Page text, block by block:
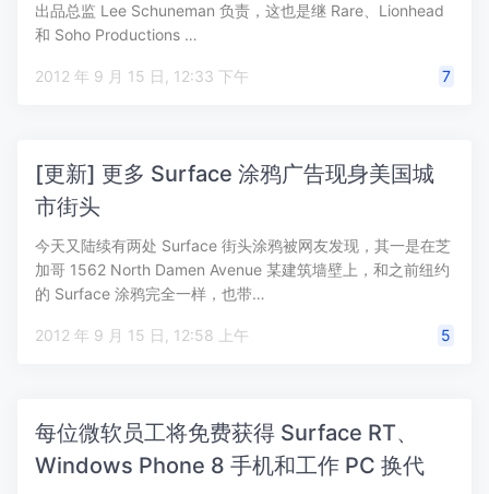
出品总监 Lee Schuneman 负责，这也是继 Rare、Lionhead
和 Soho Productions …
2012 年 9 月 15 日, 12:33 下午 7
[更新] 更多 Surface 涂鸦广告现身美国城
市街头
今天又陆续有两处 Surface 街头涂鸦被网友发现，其一是在芝
加哥 1562 North Damen Avenue 某建筑墙壁上，和之前纽约
的 Surface 涂鸦完全一样，也带…
2012 年 9 月 15 日, 12:58 上午 5
每位微软员工将免费获得 Surface RT、
Windows Phone 8 手机和工作 PC 换代